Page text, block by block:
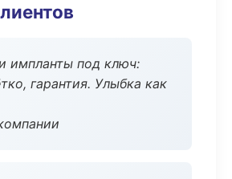
импланты под ключ:
гарантия. Улыбка как